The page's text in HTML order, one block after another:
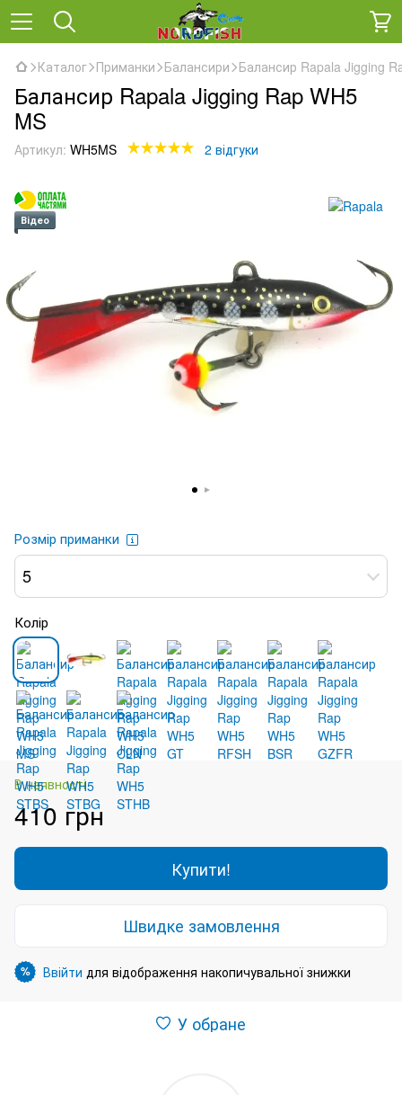
Каталог Приманки Балансири Балансир Rapala Jigging
Балансир Rapala Jigging Rap WH5
MS
Артикул: WH5MS 2 відгуки
Відео
Розмір приманки
5
Колір
В наявності
410 грн
Купити!
Швидке замовлення
% Ввійти для відображення накопичувальної знижки
У обране